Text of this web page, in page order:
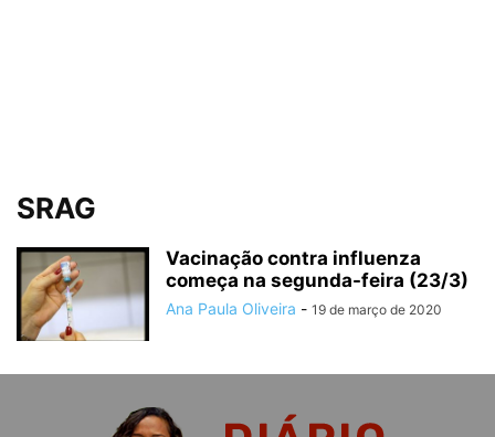
SRAG
Vacinação contra influenza
começa na segunda-feira (23/3)
Ana Paula Oliveira - 19 de março de 2020